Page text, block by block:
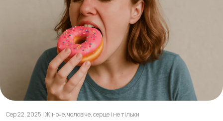
Сер 22, 2025 | Жіноче, чоловіче, серце і не тільки